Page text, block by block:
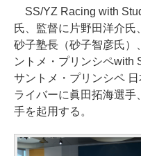
SS/YZ Racing with
氏、監督に片野田洋介氏
砂子塾長（砂子智彦氏）
ントメ・プリンシペwith
サントメ・プリンシペ
ライバーに眞田拓海選手
手を起用する。